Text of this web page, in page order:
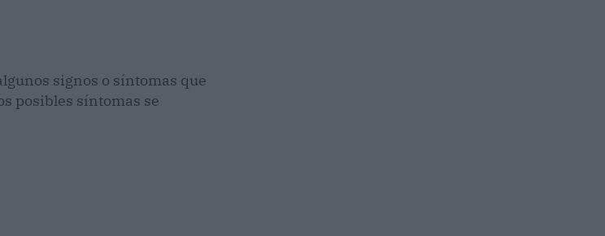
signos o síntomas que
posibles síntomas se